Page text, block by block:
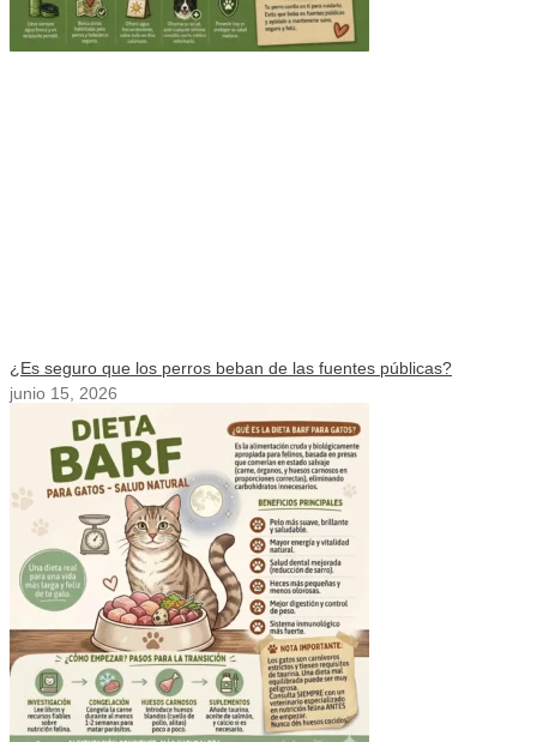
¿Es seguro que los perros beban de las fuentes públicas?
junio 15, 2026